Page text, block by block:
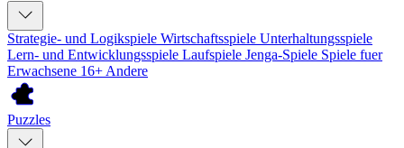
Strategie- und Logikspiele Wirtschaftsspiele Unterhaltungsspiele
Lern- und Entwicklungsspiele Laufspiele Jenga-Spiele Spiele fuer
Erwachsene 16+ Andere
Puzzles